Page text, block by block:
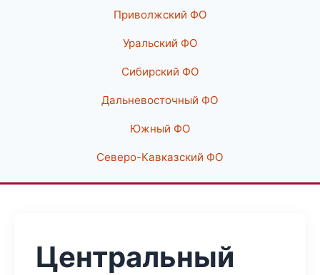
Приволжский ФО
Уральский ФО
Сибирский ФО
Дальневосточный ФО
Южный ФО
Северо-Кавказский ФО
Центральный